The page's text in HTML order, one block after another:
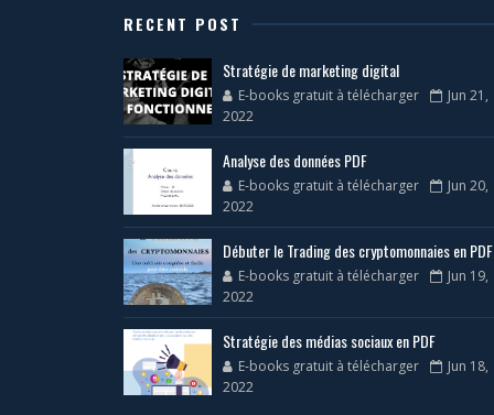
RECENT POST
Stratégie de marketing digital
E-books gratuit à télécharger
Jun 21,
2022
Analyse des données PDF
E-books gratuit à télécharger
Jun 20,
2022
Débuter le Trading des cryptomonnaies en PDF
E-books gratuit à télécharger
Jun 19,
2022
Stratégie des médias sociaux en PDF
E-books gratuit à télécharger
Jun 18,
2022